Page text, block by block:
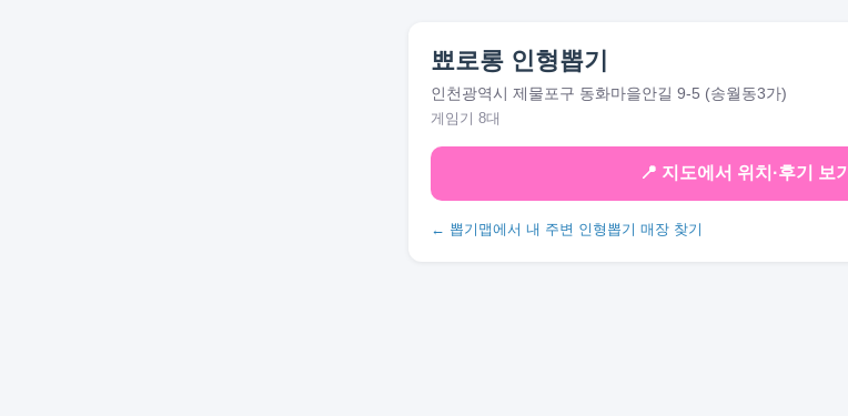
뾰로롱 인형뽑기
인천광역시 제물포구 동화마을안길 9-5 (송월동3가)
게임기 8대
📍 지도에서 위치·후기 보기
← 뽑기맵에서 내 주변 인형뽑기 매장 찾기